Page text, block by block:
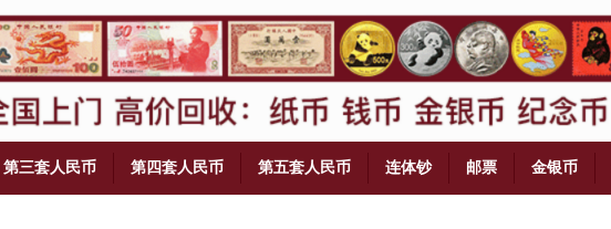
第三套人民币 第四套人民币 第五套人民币 连体钞 邮票 金银币